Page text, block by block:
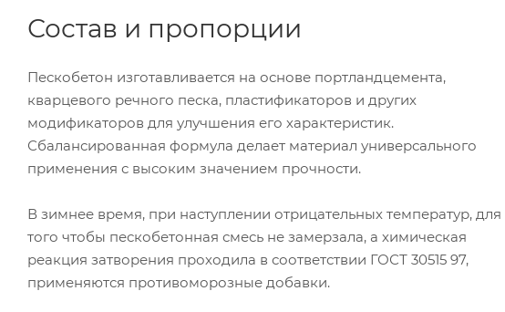
Состав и пропорции
Пескобетон изготавливается на основе портландцемента,
кварцевого речного песка, пластификаторов и других
модификаторов для улучшения его характеристик.
Сбалансированная формула делает материал универсального
применения с высоким значением прочности.
В зимнее время, при наступлении отрицательных температур, для
того чтобы пескобетонная смесь не замерзала, а химическая
реакция затворения проходила в соответствии ГОСТ 30515 97,
применяются противоморозные добавки.